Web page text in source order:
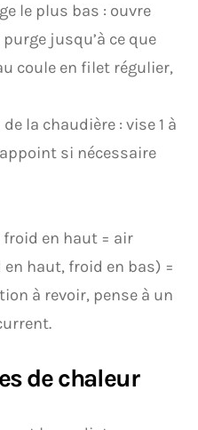
le plus bas : ouvre
jusqu’à ce que
coule en filet régulier,
la chaudière : vise 1 à
si nécessaire
en haut = air
en haut, froid en bas) =
à revoir, pense à un
de chaleur